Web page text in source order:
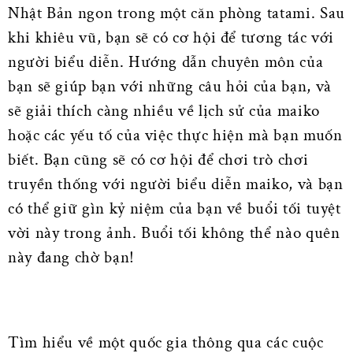
Nhật Bản ngon trong một căn phòng tatami. Sau
khi khiêu vũ, bạn sẽ có cơ hội để tương tác với
người biểu diễn. Hướng dẫn chuyên môn của
bạn sẽ giúp bạn với những câu hỏi của bạn, và
sẽ giải thích càng nhiều về lịch sử của maiko
hoặc các yếu tố của việc thực hiện mà bạn muốn
biết. Bạn cũng sẽ có cơ hội để chơi trò chơi
truyền thống với người biểu diễn maiko, và bạn
có thể giữ gìn kỷ niệm của bạn về buổi tối tuyệt
vời này trong ảnh. Buổi tối không thể nào quên
này đang chờ bạn!
Tìm hiểu về một quốc gia thông qua các cuộc